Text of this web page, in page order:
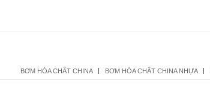
BƠM HÓA CHẤT CHINA BƠM HÓA CHẤT CHINA NHỰA